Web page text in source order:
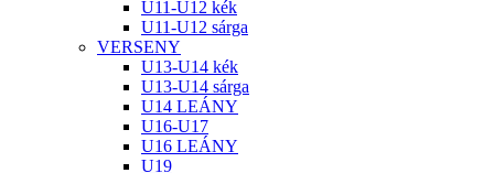
U11-U12 kék
U11-U12 sárga
VERSENY
U13-U14 kék
U13-U14 sárga
U14 LEÁNY
U16-U17
U16 LEÁNY
U19